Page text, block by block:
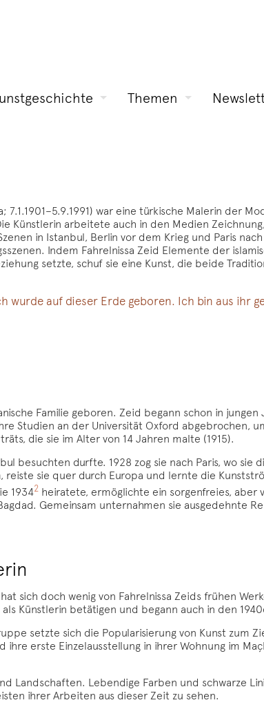
Themen
arbeitete auch in den Medien
in Istanbul, Berlin vor dem Krieg und Paris
Indem Fahrelnissa Zeid Elemente der
setzte, schuf sie eine Kunst, die beide
auf dieser Erde geboren. Ich bin aus ihr
Familie geboren. Zeid begann schon in
Studien an der Universität Oxford abgebrochen,
die sie im Alter von 14 Jahren malte (1915).
besuchten durfte. 1928 zog sie nach Paris, wo sie
sie quer durch Europa und lernte die
19342heiratete, ermöglichte ein sorgenfreies, aber
Gemeinsam unternahmen sie ausgedehnte
sich doch wenig von Fahrelnissa Zeids frühen
Künstlerin betätigen und begann auch in den
setzte sich die Popularisierung von Kunst zum
erste Einzelausstellung in ihrer Wohnung im
Landschaften. Lebendige Farben und schwarze
ihrer Arbeiten aus dieser Zeit zu sehen.